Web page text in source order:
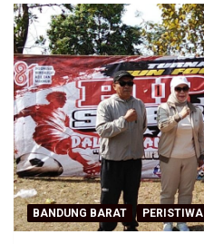
BANDUNG BARAT PERISTIWA